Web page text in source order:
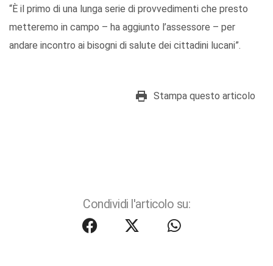
“È il primo di una lunga serie di provvedimenti che presto
metteremo in campo – ha aggiunto l’assessore – per
andare incontro ai bisogni di salute dei cittadini lucani”.
Stampa questo articolo
Condividi l'articolo su: